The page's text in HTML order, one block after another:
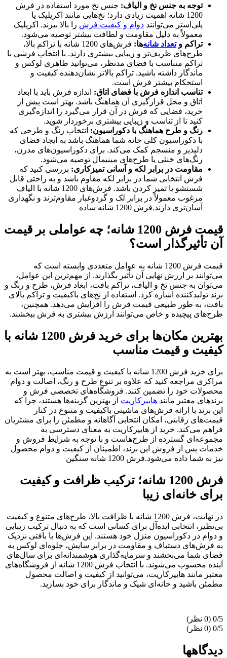
توجه به جنس نخ و الیاف: جنس نخ مورد استفاده در فرش
1200 شانه اهمیت زیادی دارد؛ نخ‌هایی مانند اکریلیک یا
پلی‌استر می‌توانند دوام و کیفیت فرش را بالا ببرند. اکریلیک
معمولاً به دلیل مقاومت و لطافت بیشتر توصیه می‌شود.
تراکم وتعداد شانه‌ها:
فرش‌های 1200 شانه با تراکم بالا،
طرح‌های ظریف‌تر و زیبایی بیشتری دارند. با انتخاب فرشی با
تراکم متناسب با فضای مدنظر، می‌توانید ظاهری لوکس و
ماندگار داشته باشید. تراکم بالاتر نشان‌دهنده کیفیت و
استحکام بیشتر فرش است.
تناسب اندازه فرش با فضای اتاق: اندازه فرش باید با ابعاد
اتاق و محل قرارگیری آن هماهنگ باشد. بهتر است پیش از
خرید، فضایی که فرش در آن قرار می‌گیرد را اندازه‌گیری
کنید تا از تناسب و زیبایی بیشتری برخوردار شوید.
رنگ و طرح هماهنگ با دکوراسیون: انتخاب رنگ و طرحی که
با دکوراسیون کلی خانه شما هماهنگ باشد به ایجاد فضای
دلپذیر و منسجم کمک می‌کند. برای دکوراسیون‌های مدرن،
رنگ‌های خنثی یا طرح‌های مینیمال توصیه می‌شود.
مقاومت در برابر لکه و آسانی تمیزکاری: بررسی کنید که
فرش انتخابی شما در برابر لکه مقاوم باشد و به راحتی قابل
شستشو یا تمیز کردن باشد. فرش‌های 1200 شانه با الیاف
مرغوب معمولاً در برابر لک و گردوغبار مقاوم‌ترند و نگهداری
آسان‌تری دارند.فرش 1200 شانه ساده
قیمت فرش 1200 شانه؛ چه عواملی بر قیمت
آن تأثیرگذار است؟
قیمت فرش 1200 شانه به عوامل متعددی وابسته است که
می‌توانند بر ارزش نهایی آن تأثیر بگذارند. از مهم‌ترین این عوامل،
می‌توان به جنس نخ و الیاف، تراکم بافت، ابعاد فرش، طرح و رنگ و
برند تولیدکننده اشاره کرد. استفاده از نخ‌های باکیفیت و تراکم بالای
بافت، به طور طبیعی قیمت فرش را افزایش می‌دهد. همچنین،
طرح‌های پیچیده و خاص می‌توانند ارزش بیشتری به فرش ببخشند.
بهترین مکان‌ها برای خرید فرش 1200 شانه با
کیفیت و قیمت مناسب
برای خرید فرش 1200 شانه با کیفیت و قیمت مناسب، بهتر است به
مراکزی مراجعه کنید که علاوه بر تنوع طرح و رنگ، اصالت و دوام
محصولات خود را تضمین کنند. فروشگاه‌های تخصصی فرش و
برندهای معتبر مانند هایپرکاریت از بهترین گزینه‌ها هستند، چرا که
این برند با ارائه فرش‌های ماشینی باکیفیت و متنوع در کنار
قیمت‌های رقابتی، امکان انتخابی آگاهانه و مطمئن را برای مشتریان
فراهم می‌کند. خرید از هایپرکاریت به معنای دسترسی به
مجموعه‌ای گسترده از طرح‌هاست و با توجه به شرایط فروش و
خدمات پس از فروش این برند، اطمینان از کیفیت و دوام محصول
نیز به شما داده می‌شود.فرش 1200 شانه سنگین
فرش 1200 شانه؛ ترکیب ظرافت و کیفیت
برای خانه‌ای زیبا
در نهایت، فرش 1200 شانه با ظرافت بالا، طرح‌های متنوع و کیفیت
بی‌نظیر، انتخابی ایده‌آل برای کسانی است که به دنبال ترکیب زیبایی
و دوام در دکوراسیون منزل خود هستند. این فرش‌ها با بافتی نزدیک
به فرش‌های دستباف و مقاومت در برابر سایش، جلوه‌ای لوکس به
فضای شما می‌بخشند و سرمایه‌گذاری هوشمندانه‌ای برای سال‌های
آینده محسوب می‌شوند. با انتخاب فرش 1200 شانه از فروشگاه‌های
معتبر مانند هایپرکاریت، می‌توانید از کیفیت و اصالت محصول
مطمئن باشید و خانه‌ای شیک و ماندگار برای خود بسازید.
‫0/5
‫0/5
دیدگاهها